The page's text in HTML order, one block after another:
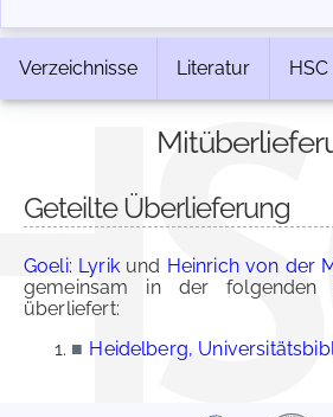
Verzeichnisse Literatur HSC
Geteilte Überlieferung
Goeli: Lyrikund Heinrich von der
gemeinsam in der folgenden
überliefert:
■ Heidelberg,